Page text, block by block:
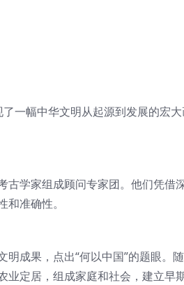
一幅中华文明从起源到发展的宏
古学家组成顾问专家团。他们凭借
准确性。
成果，点出“何以中国”的题眼。随
业定居，组成家庭和社会，建立早